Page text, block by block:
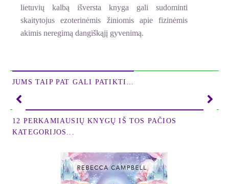
lietuvių kalbą išversta knyga gali sudominti
skaitytojus ezoterinėmis žiniomis apie fizinėmis
akimis neregimą dangiškąjį gyvenimą.
JUMS TAIP PAT GALI PATIKTI…
12 PERKAMIAUSIŲ KNYGŲ IŠ TOS PAČIOS
KATEGORIJOS...